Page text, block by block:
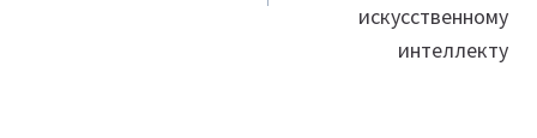
искусственному
интеллекту